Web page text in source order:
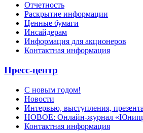
Отчетность
Раскрытие информации
Ценные бумаги
Инсайдерам
Информация для акционеров
Контактная информация
Пресс-центр
С новым годом!
Новости
Интервью, выступления,
НОВОЕ: Онлайн-журнал
Контактная информация